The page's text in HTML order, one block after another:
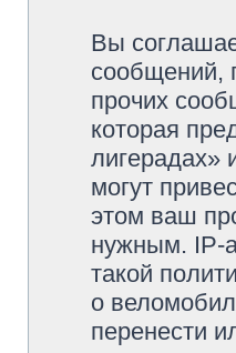
Вы
сообщений,
прочих
которая
лигерадах»
могут
этом ваш
нужным. IP-
такой
о
перенести